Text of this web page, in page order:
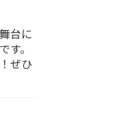
台に
す。
ぜひ